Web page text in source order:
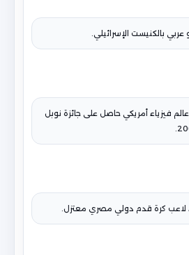
بالكنيست الإسرائيلي.
عالم فيزياء أمريكي حاصل على جائزة نوبل